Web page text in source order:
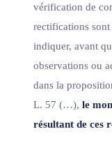
vérification de
rectifications
indiquer, avant
observations ou
dans la
L. 57 (…), le
résultant de ces